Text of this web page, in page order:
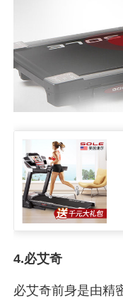
4.必艾奇
必艾奇前身是由精